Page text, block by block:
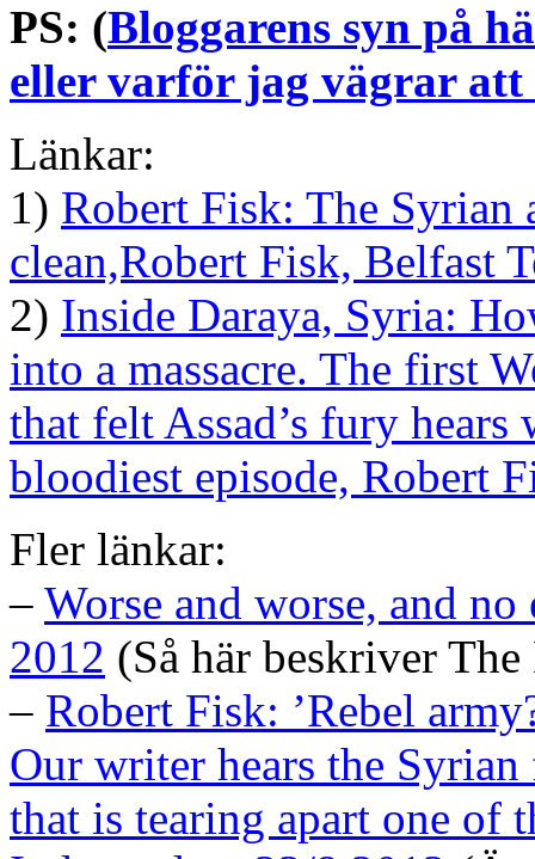
PS: (Bloggarens syn på
eller varför jag vägrar
Länkar:
1) Robert Fisk: The Syrian
clean,Robert Fisk, Belfast
2) Inside Daraya, Syria:
into a massacre. The first
that felt Assad’s fury hears
bloodiest episode, Robert
Fler länkar:
– Worse and worse, and
2012 (Så här beskriver
– Robert Fisk: ’Rebel
Our writer hears the
that is tearing apart one of